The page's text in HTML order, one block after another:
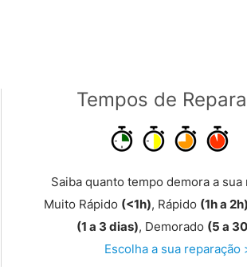
Tempos de
Saiba quanto tempo demora a sua
Muito Rápido (<1h), Rápido (1h a 2h)
(1 a 3 dias), Demorado (5 a
Escolha a sua reparação